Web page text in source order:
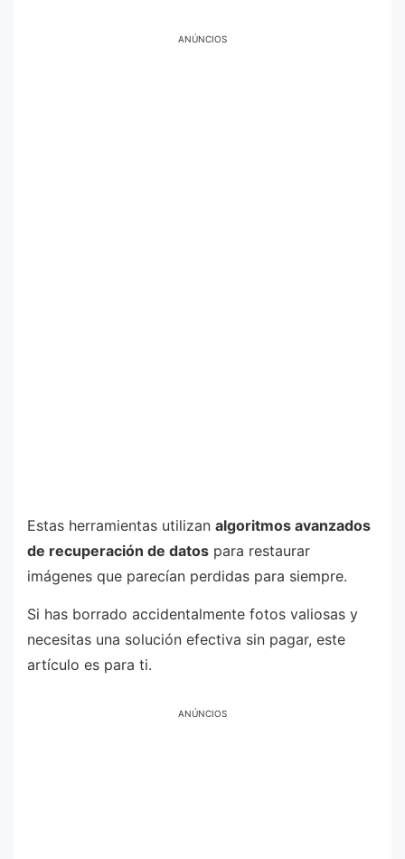
ANÚNCIOS
Estas herramientas utilizan algoritmos avanzados
de recuperación de datos para restaurar
imágenes que parecían perdidas para siempre.
Si has borrado accidentalmente fotos valiosas y
necesitas una solución efectiva sin pagar, este
artículo es para ti.
ANÚNCIOS